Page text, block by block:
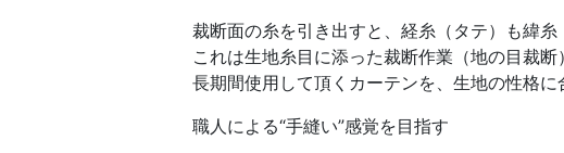
裁断面の糸を引き出すと、経糸（タテ）も緯糸
これは生地糸目に添った裁断作業（地の目裁断
長期間使用して頂くカーテンを、生地の性格に
職人による“手縫い”感覚を目指す